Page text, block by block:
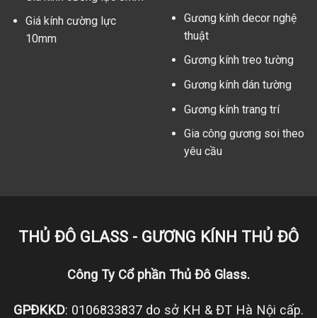
Giá kính cường lực
10mm
Gương kính decor nghệ
thuật
Gương kính treo tường
Gương kính dán tường
Gương kính trang trí
Gia công gương soi theo
yêu cầu
THỦ ĐÔ GLASS - GƯƠNG KÍNH THỦ ĐÔ
Công Ty Cổ phần Thủ Đô Glass.
GPĐKKD: 0106833837 do sở KH & ĐT Hà Nội cấp.